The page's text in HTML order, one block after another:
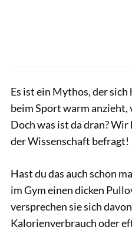
Es ist ein Mythos, der
beim Sport warm
Doch was ist da dran?
der Wissenschaft befragt!
Hast du das auch schon
im Gym einen dicken
versprechen sie sich
Kalorienverbrauch oder